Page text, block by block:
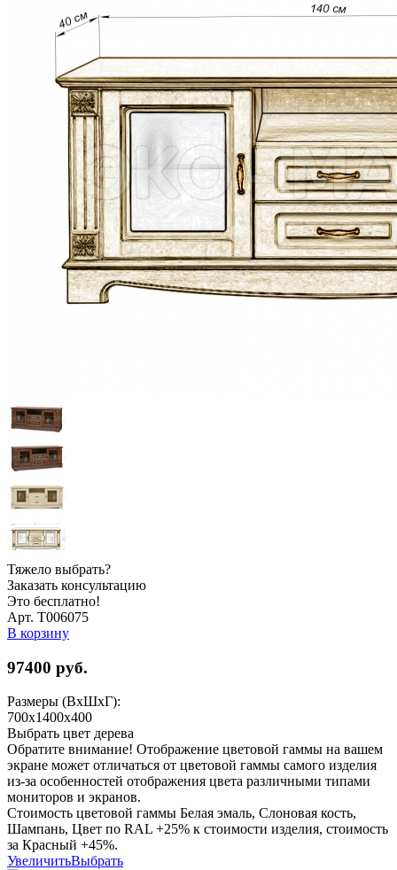
Тяжело выбрать?
Заказать консультацию
Это бесплатно!
Арт. Т006075
В корзину
97400 руб.
Размеры (ВхШхГ):
700x1400x400
Выбрать цвет дерева
Обратите внимание! Отображение цветовой гаммы на вашем
экране может отличаться от цветовой гаммы самого изделия
из-за особенностей отображения цвета различными типами
мониторов и экранов.
Стоимость цветовой гаммы Белая эмаль, Слоновая кость,
Шампань, Цвет по RAL +25% к стоимости изделия, стоимость
за Красный +45%.
УвеличитьВыбрать